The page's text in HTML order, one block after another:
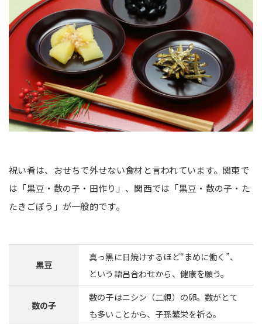
祝い肴は、おせちで外せない食材と言われています。関東で
は「黒豆・数の子・田作り」、関西では「黒豆・数の子・た
たきごぼう」が一般的です。
黒豆
真っ黒に日焼けするほど“まめに働く”、
という語呂合わせから、健康を願う。
数の子
数の子はニシン（二親）の卵。数がとて
も多いことから、子孫繁栄を祈る。